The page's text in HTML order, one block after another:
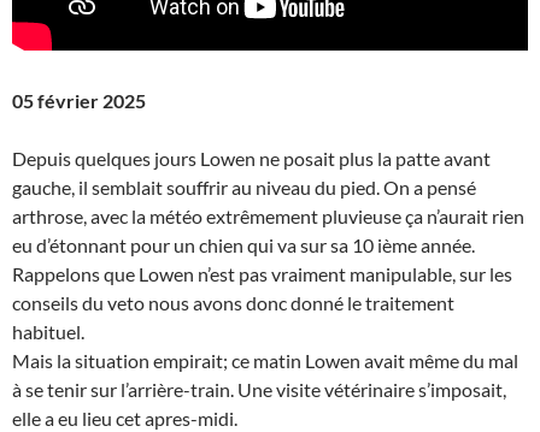
05 février 2025
Depuis quelques jours Lowen ne posait plus la patte avant
gauche, il semblait souffrir au niveau du pied. On a pensé
arthrose, avec la météo extrêmement pluvieuse ça n’aurait rien
eu d’étonnant pour un chien qui va sur sa 10 ième année.
Rappelons que Lowen n’est pas vraiment manipulable, sur les
conseils du veto nous avons donc donné le traitement
habituel.
Mais la situation empirait; ce matin Lowen avait même du mal
à se tenir sur l’arrière-train. Une visite vétérinaire s’imposait,
elle a eu lieu cet apres-midi.